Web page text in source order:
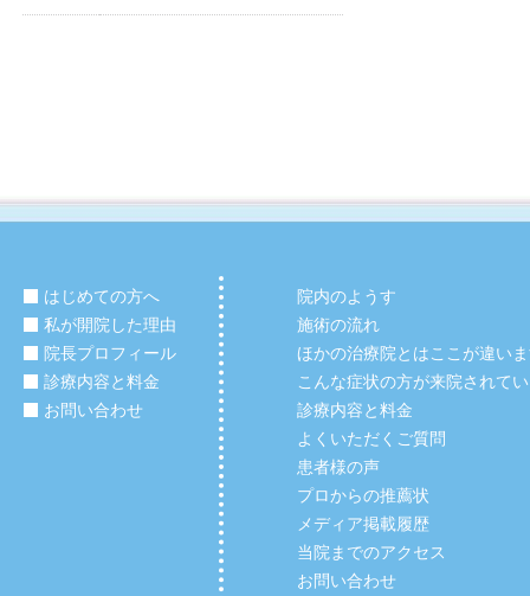
はじめての方へ
私が開院した理由
院長プロフィール
診療内容と料金
お問い合わせ
院内のようす
施術の流れ
ほかの治療院とはここが違い
こんな症状の方が来院されて
診療内容と料金
よくいただくご質問
患者様の声
プロからの推薦状
メディア掲載履歴
当院までのアクセス
お問い合わせ